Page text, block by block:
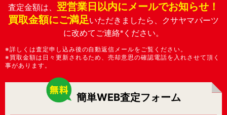
査定金額は、 翌営業日以内にメールでお知らせ！
買取金額にご満足いただきましたら、クサヤマパーツ
に改めてご連絡※ ください。
※詳しくは査定申し込み後の自動返信メールをご覧ください。
※買取金額は日々更新されるため、売却意思の確認電話を入れさせて頂く
事があります。
簡単WEB査定フォーム